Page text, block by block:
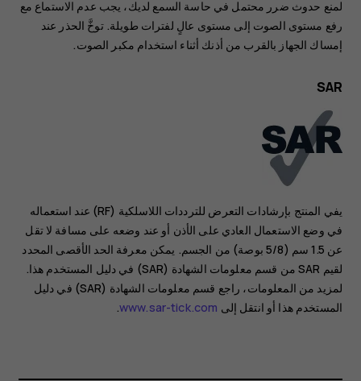
لمنع حدوث ضرر محتمل في حاسة السمع لديك، يجب عدم الاستماع مع
رفع مستوى الصوت إلى مستوى عالٍ لفترات طويلة. توخَّ الحذر عند
إمساك الجهاز بالقرب من أذنك أثناء استخدام مكبر الصوت.
SAR
يفي المنتج بإرشادات التعرض للترددات اللاسلكية (RF) عند استعماله
في وضع الاستعمال العادي على الأذن أو عند وضعه على مسافة لا تقل
عن 1.5 سم (5/8 بوصة) من الجسم. يمكن معرفة الحد الأقصى المحدد
لقيم SAR من قسم معلومات الشهادة (SAR) في دليل المستخدم هذا.
لمزيد من المعلومات، راجع قسم معلومات الشهادة (SAR) في دليل
المستخدم هذا أو انتقل إلى www.sar-tick.com
.